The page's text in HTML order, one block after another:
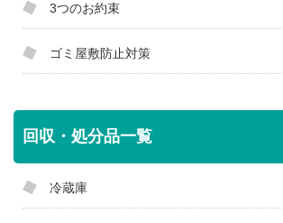
3つのお約束
ゴミ屋敷防止対策
回収・処分品一覧
冷蔵庫